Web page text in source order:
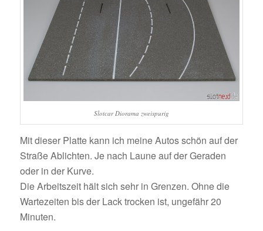
Slotcar Diorama zweispurig
Mit dieser Platte kann ich meine Autos schön auf der
Straße Ablichten. Je nach Laune auf der Geraden
oder in der Kurve.
Die Arbeitszeit hält sich sehr in Grenzen. Ohne die
Wartezeiten bis der Lack trocken ist, ungefähr 20
Minuten.